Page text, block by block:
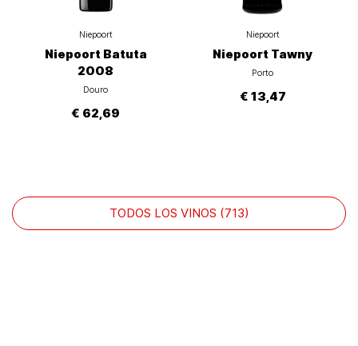
Niepoort
Niepoort Batuta
2008
Douro
€ 62,69
Niepoort
Niepoort Tawny
Porto
€ 13,47
TODOS LOS VINOS (713)